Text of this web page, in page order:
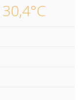
30,4°C